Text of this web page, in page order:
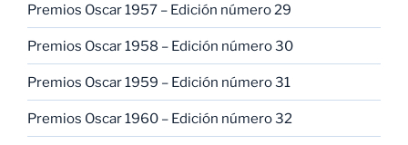
Premios Oscar 1957 – Edición número 29
Premios Oscar 1958 – Edición número 30
Premios Oscar 1959 – Edición número 31
Premios Oscar 1960 – Edición número 32